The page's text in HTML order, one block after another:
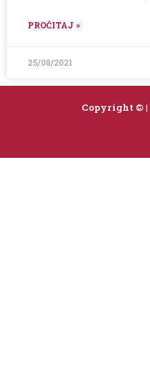
PROČITAJ »
25/08/2021
Copyright © |